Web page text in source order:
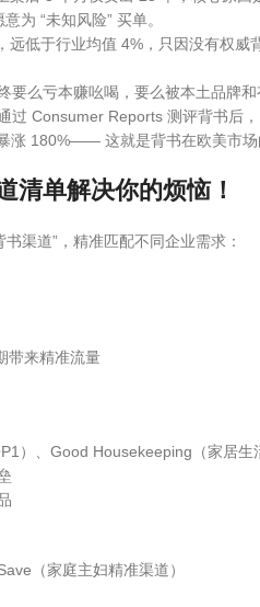
ActuaLitté
¥3,845
加入购物车
¥4,862
为 “未知风险” 买单。
低于行业均值 4%，只因没有权威
么亏本赚吆喝，要么被本土品牌和
过 Consumer Reports 测评背书后
涨 180%—— 这就是背书在欧美市场
清单解决你的烦恼！
渠道”，精准匹配不同企业需求：
带来精准流量
）、Good Housekeeping（家居生
（家庭主妇精准渠道）